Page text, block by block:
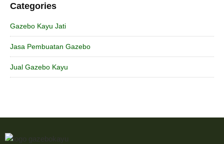
Categories
Gazebo Kayu Jati
Jasa Pembuatan Gazebo
Jual Gazebo Kayu